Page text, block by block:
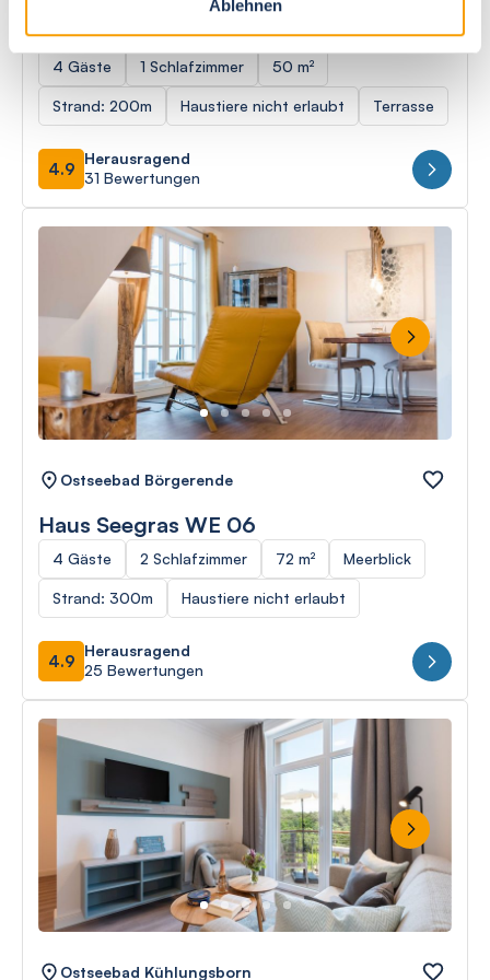
Ablehnen
Westside Arthotel Apartment 019
4 Gäste 1 Schlafzimmer 50 m²
Strand: 200m Haustiere nicht erlaubt Terrasse
4.9
Herausragend
31 Bewertungen
Next
Ostseebad Börgerende
Haus Seegras WE 06
4 Gäste 2 Schlafzimmer 72 m² Meerblick
Strand: 300m Haustiere nicht erlaubt
4.9
Herausragend
25 Bewertungen
Next
Ostseebad Kühlungsborn